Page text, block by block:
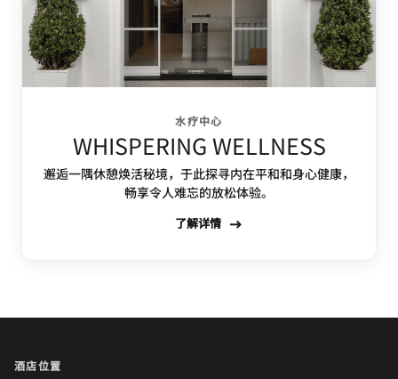
水疗中心
WHISPERING WELLNESS
邂逅一隅休憩焕活秘境，于此探寻内在平和和身心健康，
畅享令人难忘的放松体验。
了解详情
酒店位置